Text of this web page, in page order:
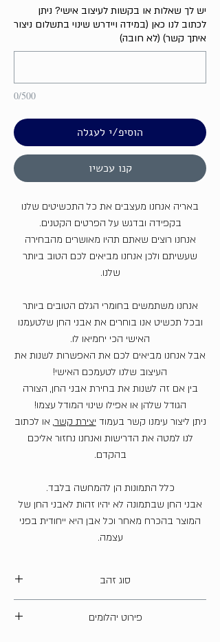
יש לך שאלות או בקשות לעיצוב אישי? ניתן
לכתוב לנו כאן (במידה ויידרש שינוי בתשלום ניצור
איתך קשר) (לא חובה)
0/500
הוסיפ/י לעגלה
קנו עכשיו
באריה אנחנו מעצבים את כל התכשיטים שלנו
בקפידה ובדגש על הפרטים הקטנים.
אנחנו רוצים שאתם תהיו מאושרים מהבחירה
שעשיתם ולכן אנחנו מביאים לכם הטוב ביותר
שלנו.
אנחנו משתמשים בחומרי הגלם הטובים ביותר
ובכל תכשיט אנו בוחרים את אבני החן שלטעמנו
האישי הכי יחמיאו לו.
אבל אנחנו מביאים לכם את האפשרות לשנות את
העיצוב שלנו לטעמכם האישי!
בין אם זה לשנות את בחירת אבני החן, הצורה
הגודל שלהן או אפילו שינוי המודל עצמו!
ניתן ליצור עימנו קשר בעמוד יצירת קשר, או לכתוב
לנו למטה את הדרישות ואנחנו נחזור אליכם
בהקדם.
כלל התמונות הן להמחשה בלבד.
אבני החן שבתמונה לא יהיו זהות לאבני החן של
המוצר בהכרח מאחר וכל אבן היא ייחודית בפני
עצמה.
סוג זהב
פירוט יהלומים